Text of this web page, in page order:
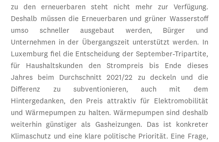
zu den erneuerbaren steht nicht mehr zur Verfügung.
Deshalb müssen die Erneuerbaren und grüner Wasserstoff
umso schneller ausgebaut werden, Bürger und
Unternehmen in der Übergangszeit unterstützt werden. In
Luxemburg fiel die Entscheidung der September-Tripartite,
für Haushaltskunden den Strompreis bis Ende dieses
Jahres beim Durchschnitt 2021/22 zu deckeln und die
Differenz zu subventionieren, auch mit dem
Hintergedanken, den Preis attraktiv für Elektromobilität
und Wärmepumpen zu halten. Wärmepumpen sind deshalb
weiterhin günstiger als Gasheizungen. Das ist konkreter
Klimaschutz und eine klare politische Priorität. Eine Frage,